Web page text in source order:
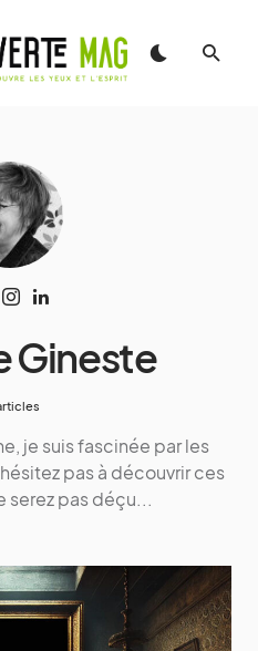
Gineste
je suis fascinée par les
pas à découvrir ces
serez pas déçu...